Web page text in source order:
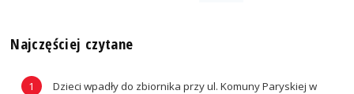
Najczęściej czytane
Dzieci wpadły do zbiornika przy ul. Komuny Paryskiej w